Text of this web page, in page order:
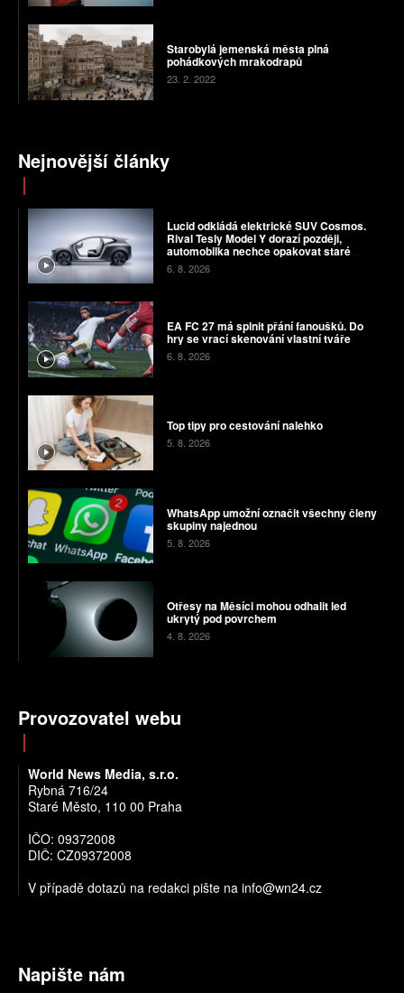
Starobylá jemenská města plná
pohádkových mrakodrapů
23. 2. 2022
Nejnovější články
Lucid odkládá elektrické SUV Cosmos.
Rival Tesly Model Y dorazí později,
automobilka nechce opakovat staré
chyby
6. 8. 2026
EA FC 27 má splnit přání fanoušků. Do
hry se vrací skenování vlastní tváře
6. 8. 2026
Top tipy pro cestování nalehko
5. 8. 2026
WhatsApp umožní označit všechny členy
skupiny najednou
5. 8. 2026
Otřesy na Měsíci mohou odhalit led
ukrytý pod povrchem
4. 8. 2026
Provozovatel webu
World News Media, s.r.o.
Rybná 716/24
Staré Město, 110 00 Praha
IČO: 09372008
DIČ: CZ09372008
V případě dotazů na redakci pište na info@wn24.cz
Napište nám